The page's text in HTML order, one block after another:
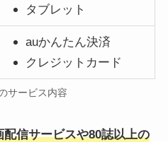
タブレット
auかんたん決済
クレジットカード
サービス内容
信サービスや80誌以上の